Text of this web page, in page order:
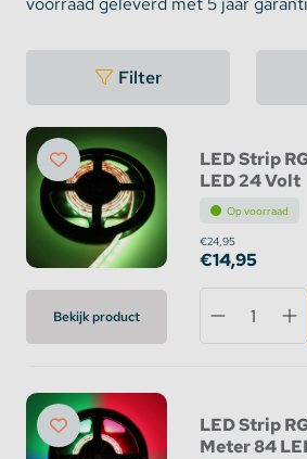
Filter
Bekijk product
LED Strip
LED 24 Volt
Op voorraad
€24,95
€14,95
LED Strip
Meter 84